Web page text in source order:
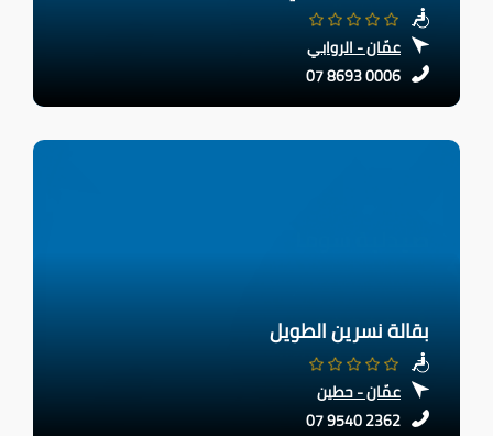
عمّان - الروابي
07 8693 0006
بقالة نسرين الطويل
عمّان - حطين
07 9540 2362